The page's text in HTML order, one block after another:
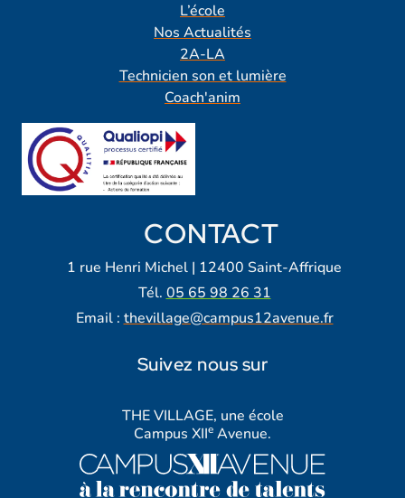
L’école
Nos Actualités
2A-LA
Technicien son et lumière
Coach'anim
CONTACT
1 rue Henri Michel | 12400 Saint-Affrique
Tél. 05 65 98 26 31
Email : thevillage@campus12avenue.fr
Suivez nous sur
THE VILLAGE, une école
Campus XIIe Avenue.